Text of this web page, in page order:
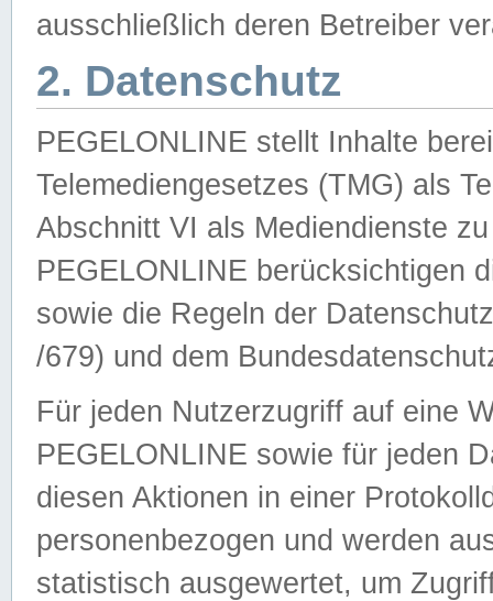
ausschließlich deren Betreiber
2. Datenschutz
PEGELONLINE stellt Inhalte
Telemediengesetzes (TMG) als
Abschnitt VI als Mediendienste
PEGELONLINE berücksichtigen
sowie die Regeln der
/679) und dem
Für jeden Nutzerzugriff auf eine
PEGELONLINE sowie für jeden
diesen Aktionen in einer
personenbezogen und werden
statistisch ausgewertet, um